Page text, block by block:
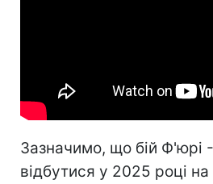
Зазначимо, що бій
відбутися у 2025 році на